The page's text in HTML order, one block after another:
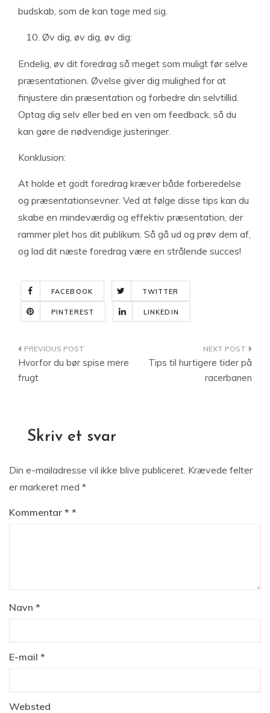
budskab, som de kan tage med sig.
Øv dig, øv dig, øv dig:
Endelig, øv dit foredrag så meget som muligt før selve
præsentationen. Øvelse giver dig mulighed for at
finjustere din præsentation og forbedre din selvtillid.
Optag dig selv eller bed en ven om feedback, så du
kan gøre de nødvendige justeringer.
Konklusion:
At holde et godt foredrag kræver både forberedelse
og præsentationsevner. Ved at følge disse tips kan du
skabe en mindeværdig og effektiv præsentation, der
rammer plet hos dit publikum. Så gå ud og prøv dem af,
og lad dit næste foredrag være en strålende succes!
FACEBOOK TWITTER
PINTEREST LINKEDIN
Indlægsnavigation
Hvorfor du bør spise mere
frugt
Tips til hurtigere tider på
racerbanen
Skriv et svar
Din e-mailadresse vil ikke blive publiceret. Krævede felter
er markeret med *
Kommentar *
Navn *
E-mail *
Websted